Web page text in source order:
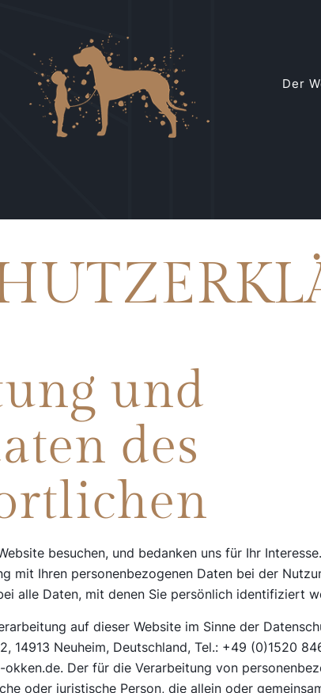
Der
und
des
besuchen, und bedanken uns für Ihr
mit Ihren personenbezogenen Daten bei der
alle Daten, mit denen Sie persönlich identifiziert
auf dieser Website im Sinne der
14913 Neuheim, Deutschland, Tel.: +49 (0)1520
Der für die Verarbeitung von
oder juristische Person, die allein oder